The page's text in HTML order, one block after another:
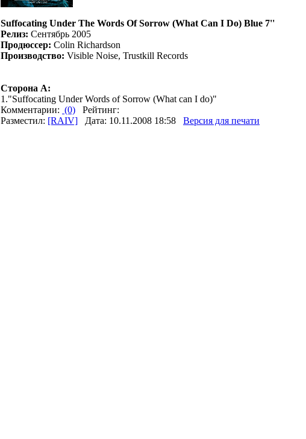
Suffocating Under The Words Of Sorrow (What Can I Do) Blue 7''
Релиз: Сентябрь 2005
Продюссер: Colin Richardson
Производство: Visible Noise, Trustkill Records
Сторона A:
1."Suffocating Under Words of Sorrow (What can I do)"
Комментарии: (0) Рейтинг:
Разместил: [RAIV] Дата: 10.11.2008 18:58 Версия для печати